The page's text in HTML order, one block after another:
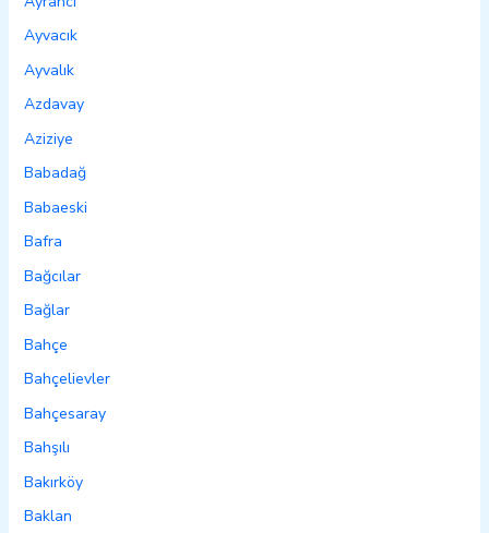
Ayvacık
Ayvalık
Azdavay
Aziziye
Babadağ
Babaeski
Bafra
Bağcılar
Bağlar
Bahçe
Bahçelievler
Bahçesaray
Bahşılı
Bakırköy
Baklan